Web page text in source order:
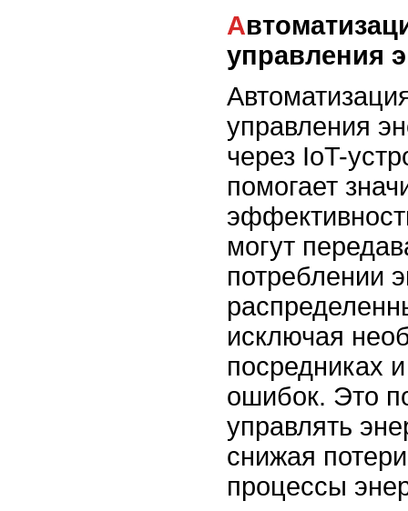
Автоматизация и улучшение
управления
управления
через IoT-
помогает
могут
потреблении
исключая
посредниках
ошибок. Это
управлять
снижая
процессы